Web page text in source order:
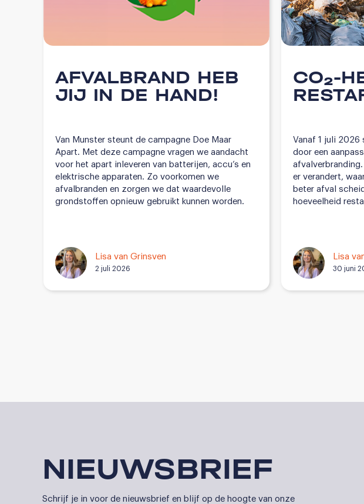
AFVALBRAND HEB
JIJ IN DE HAND!
Van Munster steunt de campagne Doe Maar
Apart. Met deze campagne vragen we aandacht
voor het apart inleveren van batterijen, accu’s en
elektrische apparaten. Zo voorkomen we
afvalbranden en zorgen we dat waardevolle
grondstoffen opnieuw gebruikt kunnen worden.
Lisa van Grinsven
2 juli 2026
CO₂-
Vanaf 1 juli 2026
door een
er verandert,
beter afval
hoeveelheid
Lisa
30 juni
NIEUWSBRIEF
Schrijf je in voor de nieuwsbrief en blijf op de hoogte van onze